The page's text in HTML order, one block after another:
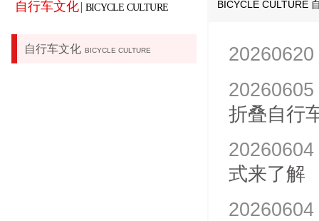
自行车文化 BICYCLE CULTURE
自行车文化 BICYCLE CULTURE
BICYCLE CULTURE
20260620
20260605
折叠自行
20260604
式来了解
20260604